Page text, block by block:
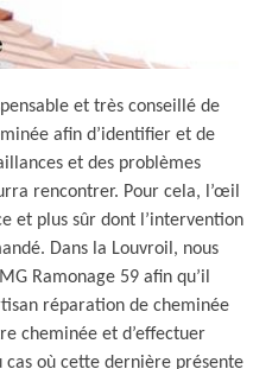
et très conseillé de
afin d’identifier et de
et des problèmes
rencontrer. Pour cela, l’œil
et plus sûr dont l’intervention
Dans la Louvroil, nous
Ramonage 59 afin qu’il
réparation de cheminée
cheminée et d’effectuer
où cette dernière présente